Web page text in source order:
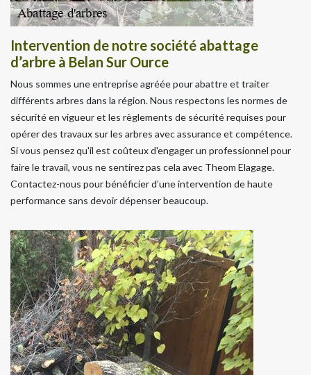
Intervention de notre société abattage
d’arbre à Belan Sur Ource
Nous sommes une entreprise agréée pour abattre et traiter
différents arbres dans la région. Nous respectons les normes de
sécurité en vigueur et les règlements de sécurité requises pour
opérer des travaux sur les arbres avec assurance et compétence.
Si vous pensez qu'il est coûteux d'engager un professionnel pour
faire le travail, vous ne sentirez pas cela avec Theom Elagage.
Contactez-nous pour bénéficier d’une intervention de haute
performance sans devoir dépenser beaucoup.